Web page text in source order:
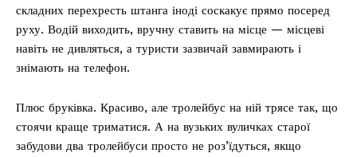
складних перехресть штанга іноді соскакує прямо посеред
руху. Водій виходить, вручну ставить на місце — місцеві
навіть не дивляться, а туристи зазвичай завмирають і
знімають на телефон.
Плюс бруківка. Красиво, але тролейбус на ній трясе так, що
стоячи краще триматися. А на вузьких вуличках старої
забудови два тролейбуси просто не роз’їдуться, якщо